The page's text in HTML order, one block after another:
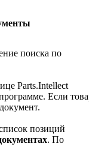
поиска по
Parts.Intellect
Если
позиций
. По